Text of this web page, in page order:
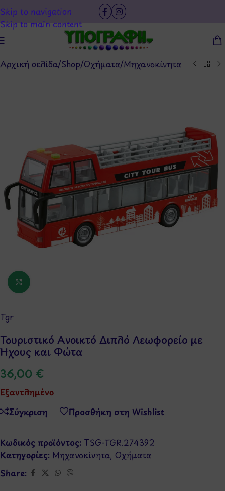
Skip to navigation
Skip to main content
Αρχική σελίδα/Shop/Οχήματα/Μηχανοκίνητα
Κάντε κλικ για μεγέθυνση
Tgr
Τουριστικό Ανοικτό Διπλό Λεωφορείο με
Ήχους και Φώτα
36,00 €
Εξαντλημένο
Σύγκριση
Προσθήκη στη Wishlist
Κωδικός προϊόντος: TSG-TGR.274392
Κατηγορίες: Μηχανοκίνητα, Οχήματα
Share: